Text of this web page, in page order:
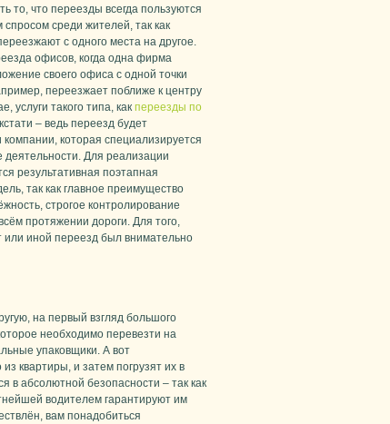
то, что переезды всегда пользуются
среди жителей, так как
с одного места на другое.
офисов, когда одна фирма
своего офиса с одной точки
переезжает поближе к центру
услуги такого типа, как переезды по
– ведь переезд будет
которая специализируется
Для реализации
результативная поэтапная
так как главное преимущество
строгое контролирование
протяжении дороги. Для того,
иной переезд был внимательно
на первый взгляд большого
необходимо перевезти на
упаковщики. А вот
квартиры, и затем погрузят их в
в абсолютной безопасности – так как
водителем гарантируют им
вам понадобиться